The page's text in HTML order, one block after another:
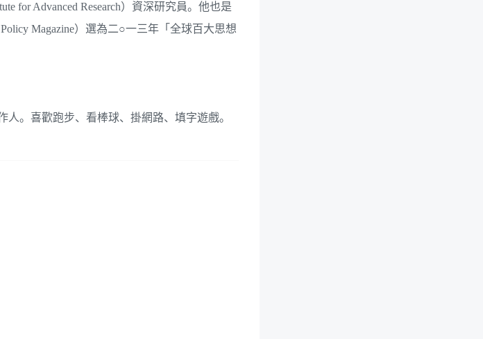
for Advanced Research）資深研究員。他也是
Magazine）選為二○一三年「全球百大思想
。喜歡跑步、看棒球、掛網路、填字遊戲。